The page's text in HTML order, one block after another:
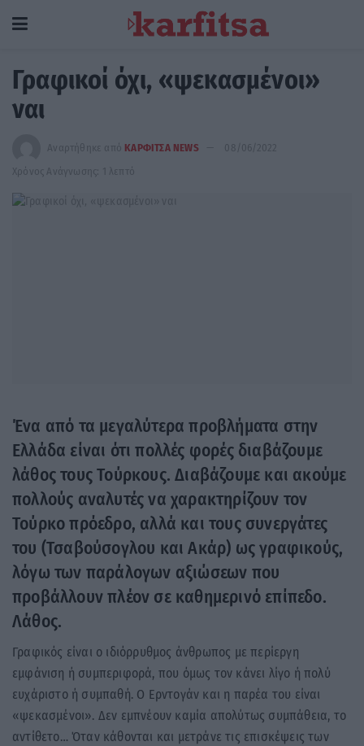
Γραφικοί όχι, «ψεκασμένοι»
ναι
Αναρτήθηκε από ΚΑΡΦΙΤΣΑ NEWS
08/06/2022
Χρόνος Ανάγνωσης: 1 λεπτό
Ένα από τα μεγαλύτερα προβλήματα στην
Ελλάδα είναι ότι πολλές φορές διαβάζουμε
λάθος τους Τούρκους. Διαβάζουμε και ακούμε
πολλούς αναλυτές να χαρακτηρίζουν τον
Τούρκο πρόεδρο, αλλά και τους συνεργάτες
του (Τσαβούσογλου και Ακάρ) ως γραφικούς,
λόγω των παράλογων αξιώσεων που
προβάλλουν πλέον σε καθημερινό επίπεδο.
Λάθος.
Γραφικός είναι ο ιδιόρρυθμος άνθρωπος με περίεργη
εμφάνιση ή συμπεριφορά, που όμως τον κάνει λίγο ή πολύ
ευχάριστο ή συμπαθή. Ο Ερντογάν και η παρέα του είναι
«ψεκασμένοι». Δεν εμπνέουν καμία απολύτως συμπάθεια, το
αντίθετο… Όταν κάθονται και μετράνε τις επισκέψεις των